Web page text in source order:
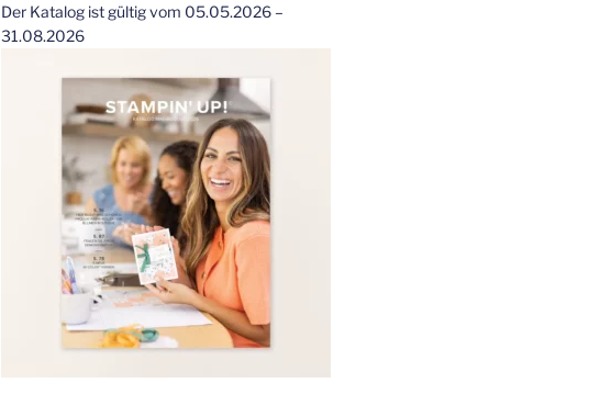
Der Katalog ist gültig vom 05.05.2026 –
31.08.2026